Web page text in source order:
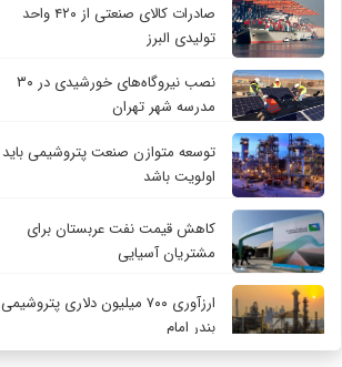
صادرات کالای صنعتی از ۴۲۰ واحد
تولیدی البرز
نصب نیروگاه‌های خورشیدی در ۳۰
مدرسه شهر تهران
توسعه متوازن صنعت پتروشیمی باید
اولویت باشد
کاهش قیمت نفت عربستان برای
مشتریان آسیایی
ارزآوری ۷۰۰ میلیون دلاری پتروشیمی
بندر امام